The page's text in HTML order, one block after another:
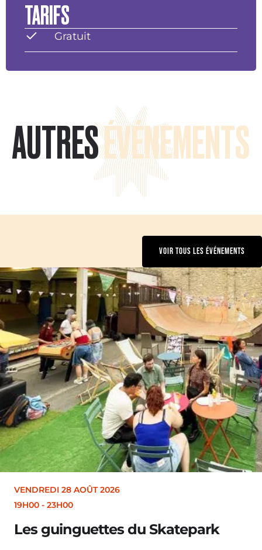
TARIFS
Gratuit
AUTRESÉVÉNEMENTS
VOIR TOUS LES ÉVÉNEMENTS
VENDREDI 28 AOÛT 2026
19H30
Merle [Un dernier soir d’été :